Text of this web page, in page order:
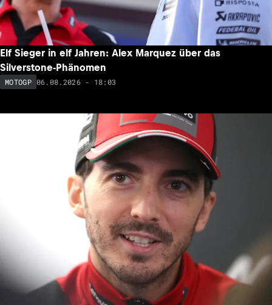
Elf Sieger in elf Jahren: Alex Marquez über das
Silverstone-Phänomen
MOTOGP 06.08.2026 - 18:03